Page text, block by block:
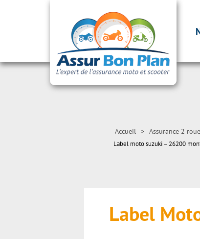
Accueil > Assurance 2
Label moto suzuki – 26200
Label